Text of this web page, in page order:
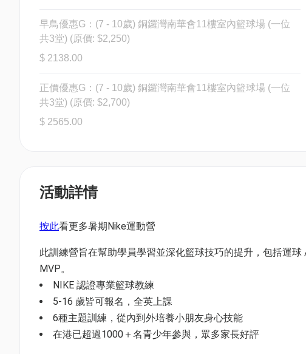
早鳥優惠G：(7 - 10歲) 銅鑼灣南華會11樓室內籃球場 (一位
共3堂) (原價: $2,250)
$ 2138.00
正價優惠G：(7 - 10歲) 銅鑼灣南華會11樓室內籃球場 (一位
共3堂) (原價: $2,700)
$ 2565.00
活動詳情
按此看更多暑期Nike運動營
此訓練營旨在幫助學員學習並深化籃球技巧的提升，包括運
MVP。
NIKE 認證專業籃球教練
5-16 歲皆可報名，全英上課
6種主題訓練，從內到外培養小朋友身心技能
在港已超過1000＋名青少年參與，眾多家長好評